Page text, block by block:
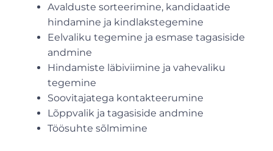
Avalduste sorteerimine, kandidaatide
hindamine ja kindlakstegemine
Eelvaliku tegemine ja esmase tagasiside
andmine
Hindamiste läbiviimine ja vahevaliku
tegemine
Soovitajatega kontakteerumine
Lõppvalik ja tagasiside andmine
Töösuhte sõlmimine